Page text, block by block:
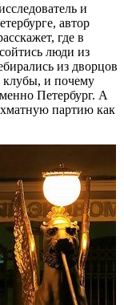
и
автор
где в
люди из
из дворцов
клубы, и почему
Петербург. А
партию как